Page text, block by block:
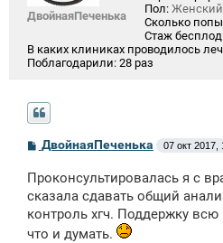
ДвойнаяПеченька
Пол: Женский
Сколько
Стаж
В каких клиниках проводилось
Поблагодарили: 28 раз
С
о
б
щ
н
и
ДвойнаяПеченька 07 окт 2017,
Проконсультировалась я с
сказала сдавать общий
контроль хгч. Поддержку
что и думать.